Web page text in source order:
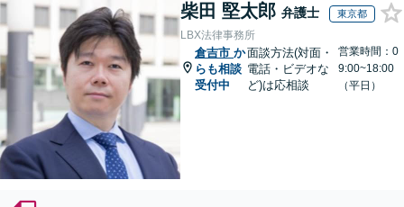
柴田 堅太郎 弁護士 東京都
LBX法律事務所
倉吉市 か
らも相談
受付中
面談方法(対面・
電話・ビデオな
ど)は応相談
営業時間：0
9:00~18:00
（平日）